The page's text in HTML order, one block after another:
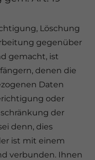
Löschung
gegenüber
gemacht, ist
denen die
Daten
oder
der
denn, dies
ist mit einem
verbunden. Ihnen